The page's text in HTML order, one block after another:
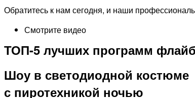
Обратитесь к нам сегодня, и наши
Смотрите видео
ТОП-5 лучших программ
Шоу в светодиодной костюме
с пиротехникой ночью